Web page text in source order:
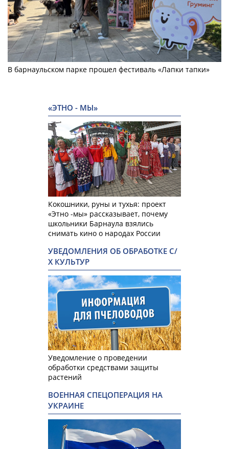
В барнаульском парке прошел фестиваль «Лапки тапки»
«ЭТНО - МЫ»
Кокошники, руны и тухья: проект
«Этно -мы» рассказывает, почему
школьники Барнаула взялись
снимать кино о народах России
УВЕДОМЛЕНИЯ ОБ ОБРАБОТКЕ С/
Х КУЛЬТУР
Уведомление о проведении
обработки средствами защиты
растений
ВОЕННАЯ СПЕЦОПЕРАЦИЯ НА
УКРАИНЕ